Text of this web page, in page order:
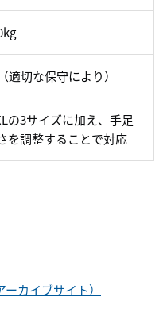
適切な保守により）
の3サイズに加え、手足
を調整することで対応
カイブサイト）